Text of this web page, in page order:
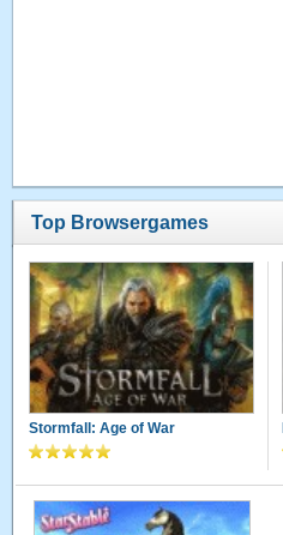
Top Browsergames
Stormfall: Age of War